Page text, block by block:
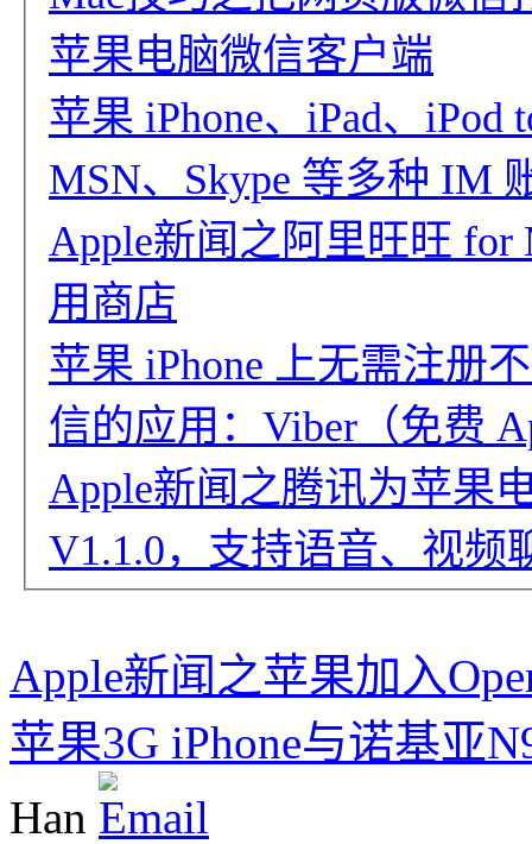
苹果电脑微信客户端
苹果 iPhone、iPad、
MSN、Skype 等多种 IM
Apple新闻之阿里旺旺 for
用商店
苹果 iPhone 上无需注册
信的应用：Viber（免费
Apple新闻之腾讯为苹果
V1.1.0，支持语音、视频
Apple新闻之苹果加入
苹果3G iPhone与诺基亚
Han